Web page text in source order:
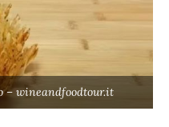
– wineandfoodtour.it